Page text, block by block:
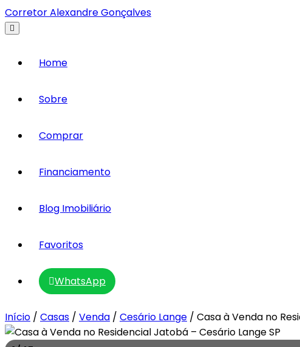
Corretor Alexandre Gonçalves
Home
Sobre
Comprar
Financiamento
Blog Imobiliário
Favoritos
WhatsApp
Início / Casas / Venda / Cesário Lange / Casa à Venda no